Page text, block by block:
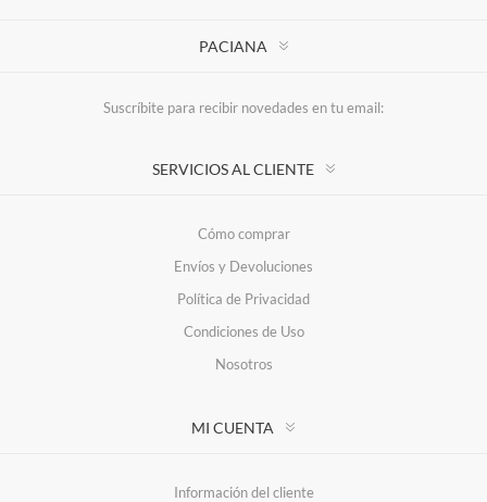
PACIANA
Suscríbite para recibir novedades en tu email:
SERVICIOS AL CLIENTE
Cómo comprar
Envíos y Devoluciones
Política de Privacidad
Condiciones de Uso
Nosotros
MI CUENTA
Información del cliente